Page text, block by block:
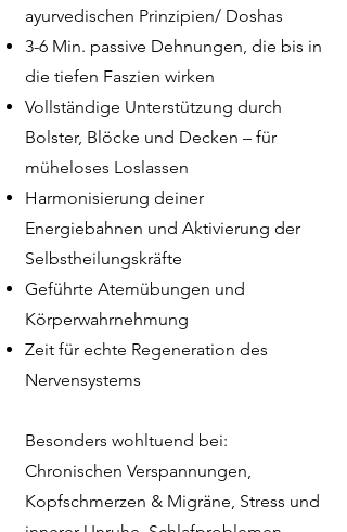
ayurvedischen Prinzipien/ Doshas
3-6 Min. passive Dehnungen, die bis in
die tiefen Faszien wirken
Vollständige Unterstützung durch
Bolster, Blöcke und Decken – für
müheloses Loslassen
Harmonisierung deiner
Energiebahnen und Aktivierung der
Selbstheilungskräfte
Geführte Atemübungen und
Körperwahrnehmung
Zeit für echte Regeneration des
Nervensystems
Besonders wohltuend bei:
Chronischen Verspannungen,
Kopfschmerzen & Migräne, Stress und